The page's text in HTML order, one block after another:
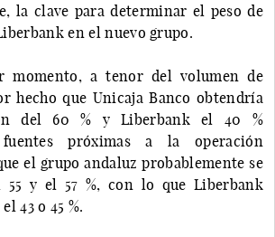
la clave para determinar el peso de
en el nuevo grupo.
momento, a tenor del volumen de
hecho que Unicaja Banco obtendría
del 60 % y Liberbank el 40 %
próximas a la operación
el grupo andaluz probablemente se
55 y el 57 %, con lo que Liberbank
43 o 45 %.